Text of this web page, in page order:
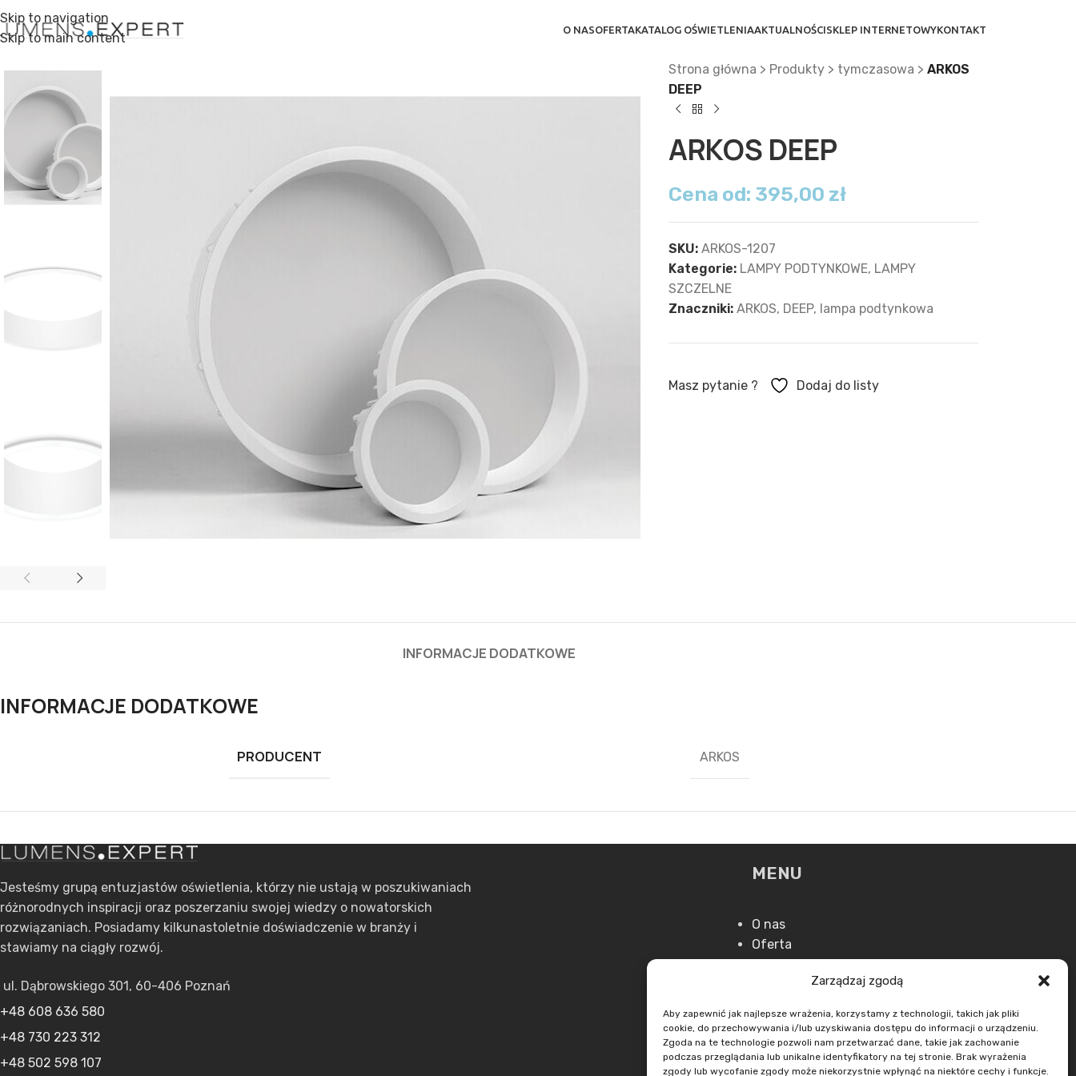
Zarządzaj zgodą
Aby zapewnić jak najlepsze wrażenia, korzystamy z technologii, takich jak pliki
cookie, do przechowywania i/lub uzyskiwania dostępu do informacji o urządzeniu.
Zgoda na te technologie pozwoli nam przetwarzać dane, takie jak zachowanie
podczas przeglądania lub unikalne identyfikatory na tej stronie. Brak wyrażenia
zgody lub wycofanie zgody może niekorzystnie wpłynąć na niektóre cechy i funkcje.
Skip to navigation
Skip to main content
O NASOFERTAKATALOG OŚWIETLENIAAKTUALNOŚCISKLEP INTERNETOWYKONTAKT
Strona główna > Produkty> tymczasowa > ARKOS
DEEP
ARKOS DEEP
Cena od: 395,00 zł
SKU: ARKOS-1207
Kategorie: LAMPY PODTYNKOWE, LAMPY
SZCZELNE
Znaczniki: ARKOS, DEEP, lampa podtynkowa
Masz pytanie ? Dodaj do listy
INFORMACJE DODATKOWE
INFORMACJE DODATKOWE
PRODUCENT ARKOS
Jesteśmy grupą entuzjastów oświetlenia, którzy nie ustają w poszukiwaniach
różnorodnych inspiracji oraz poszerzaniu swojej wiedzy o nowatorskich
rozwiązaniach. Posiadamy kilkunastoletnie doświadczenie w branży i
stawiamy na ciągły rozwój.
ul. Dąbrowskiego 301, 60-406 Poznań
+48 608 636 580
+48 730 223 312
+48 502 598 107
MENU
O nas
Oferta
Aktualności